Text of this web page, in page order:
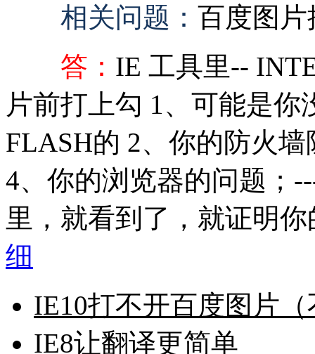
相关问题： 百度图
答： IE 工具里--
片前打上勾 1、可能是
FLASH的 2、你的防火
4、你的浏览器的问题；
里，就看到了，就证明
细
IE10打不开百度图片
IE8让翻译更简单